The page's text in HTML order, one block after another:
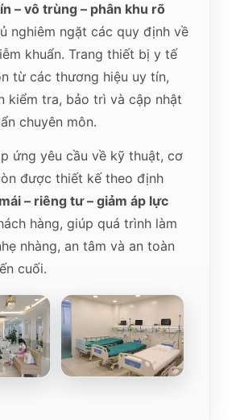
– vô trùng – phân khu rõ
nghiêm ngặt các quy định về
khuẩn. Trang thiết bị y tế
từ các thương hiệu uy tín,
kiểm tra, bảo trì và cập nhật
chuyên môn.
ứng yêu cầu về kỹ thuật, cơ
được thiết kế theo định
– riêng tư – giảm áp lực
hàng, giúp quá trình làm
nhàng, an tâm và an toàn
cuối.